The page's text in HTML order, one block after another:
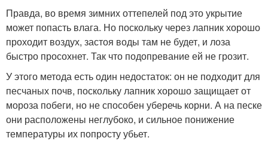
Правда, во время зимних оттепелей под это укрытие
может попасть влага. Но поскольку через лапник хорошо
проходит воздух, застоя воды там не будет, и лоза
быстро просохнет. Так что подопревание ей не грозит.
У этого метода есть один недостаток: он не подходит для
песчаных почв, поскольку лапник хорошо защищает от
мороза побеги, но не способен уберечь корни. А на песке
они расположены неглубоко, и сильное понижение
температуры их попросту убьет.